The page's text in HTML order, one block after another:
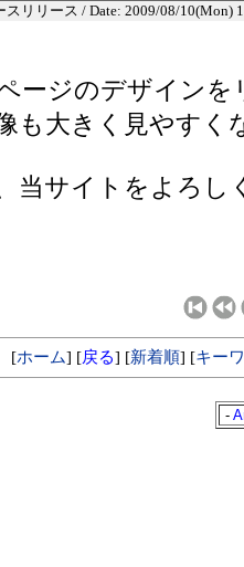
スリリース / Date: 2009/08/10(Mon)
ージのデザイン
も大きく見やすく
当サイトをよろし
[ホーム] [戻る] [新着順] [キー
-